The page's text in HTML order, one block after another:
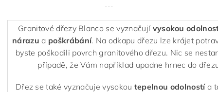
---
Granitové dřezy Blanco se vyznačují vysokou
nárazu a poškrábání. Na odkapu dřezu lze krájet
byste poškodili povrch granitového dřezu. Nic se
případě, že Vám například upadne hrnec do
Dřez se také vyznačuje vysokou tepelnou odolnostía